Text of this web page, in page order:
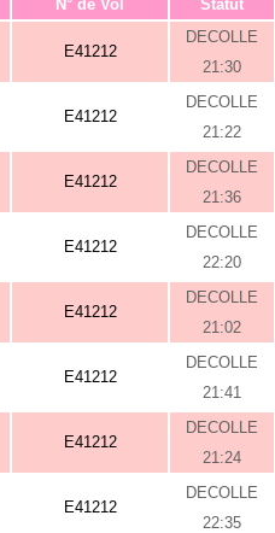
N° de Vol Statut
E41212
DECOLLE
21:30
E41212
DECOLLE
21:22
E41212
DECOLLE
21:36
E41212
DECOLLE
22:20
E41212
DECOLLE
21:02
E41212
DECOLLE
21:41
E41212
DECOLLE
21:24
E41212
DECOLLE
22:35